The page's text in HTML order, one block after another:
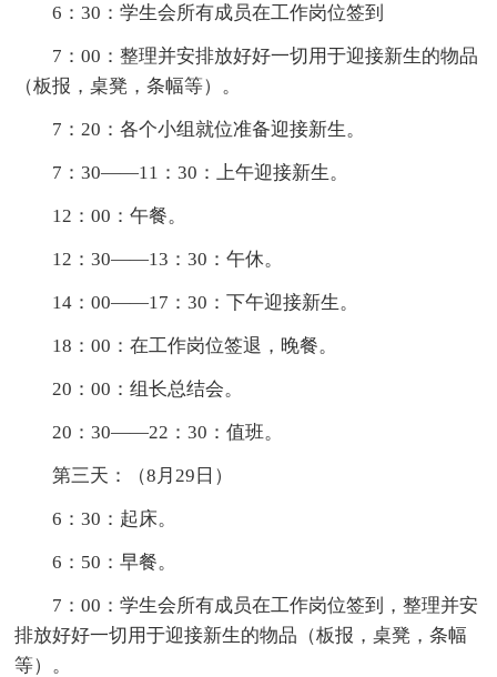
6：30：学生会所有成员在工作岗位签到
7：00：整理并安排放好好一切用于迎接新生的物品
（板报，桌凳，条幅等）。
7：20：各个小组就位准备迎接新生。
7：30——11：30：上午迎接新生。
12：00：午餐。
12：30——13：30：午休。
14：00——17：30：下午迎接新生。
18：00：在工作岗位签退，晚餐。
20：00：组长总结会。
20：30——22：30：值班。
第三天：（8月29日）
6：30：起床。
6：50：早餐。
7：00：学生会所有成员在工作岗位签到，整理并安
排放好好一切用于迎接新生的物品（板报，桌凳，条幅
等）。